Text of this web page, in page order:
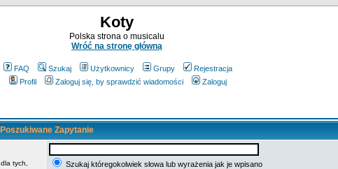
Koty
Polska strona o musicalu
Wróć na stronę główną
FAQ Szukaj Użytkownicy Grupy
Rejestracja
Profil
Zaloguj się, by sprawdzić wiadomości Zaloguj
Poszukiwane Zapytanie
dla tych,
Szukaj któregokolwiek słowa lub wyrażenia jak je wpisano